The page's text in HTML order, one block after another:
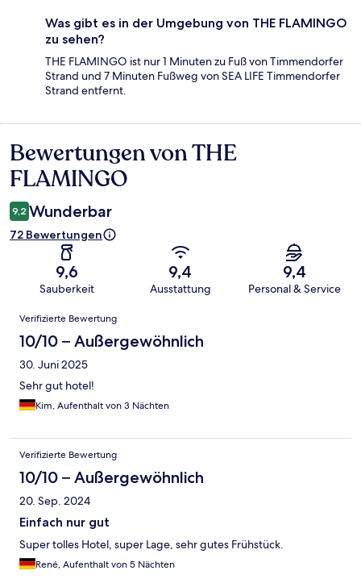
Was gibt es in der Umgebung von THE FLAMINGO
zu sehen?
THE FLAMINGO ist nur 1 Minuten zu Fuß von Timmendorfer
Strand und 7 Minuten Fußweg von SEA LIFE Timmendorfer
Strand entfernt.
Bewertungen
Bewertungen von THE
FLAMINGO
9,2 Wunderbar
72 Bewertungen
9,6
Sauberkeit
9,4
Ausstattung
9,4
Personal & Service
Bewertungen
Verifizierte Bewertung
10/10 – Außergewöhnlich
30. Juni 2025
Sehr gut hotel!
Kim, Aufenthalt von 3 Nächten
Verifizierte Bewertung
10/10 – Außergewöhnlich
20. Sep. 2024
Einfach nur gut
Super tolles Hotel, super Lage, sehr gutes Frühstück.
René, Aufenthalt von 5 Nächten